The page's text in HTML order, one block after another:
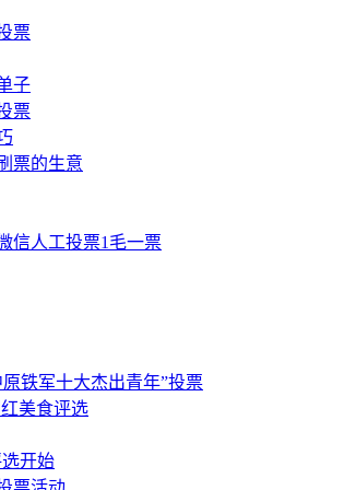
票
子
票
票的生意
信人工投票1毛一票
铁军十大杰出青年”投票
美食评选
选开始